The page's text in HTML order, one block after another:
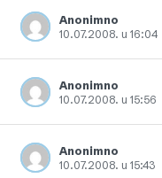
Dodajte u favorite
Anonimno
10.07.2008. u 16:04
Dodajte u favorite
Anonimno
10.07.2008. u 15:56
Dodajte u favorite
Anonimno
10.07.2008. u 15:43